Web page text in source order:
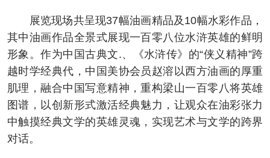
展览现场共呈现37幅油画精品及10幅水彩作品，
其中油画作品全景式展现一百零八位水浒英雄的鲜明
形象。作为中国古典文.、《水浒传》的“侠义精神”跨
越时学经典代，中国美协会员赵溶以西方油画的厚重
肌理，融合中国写意精神，重构梁山一百零八将英雄
图谱，以创新形式激活经典魅力，让观众在油彩张力
中触摸经典文学的英雄灵魂，实现艺术与文学的跨界
对话。